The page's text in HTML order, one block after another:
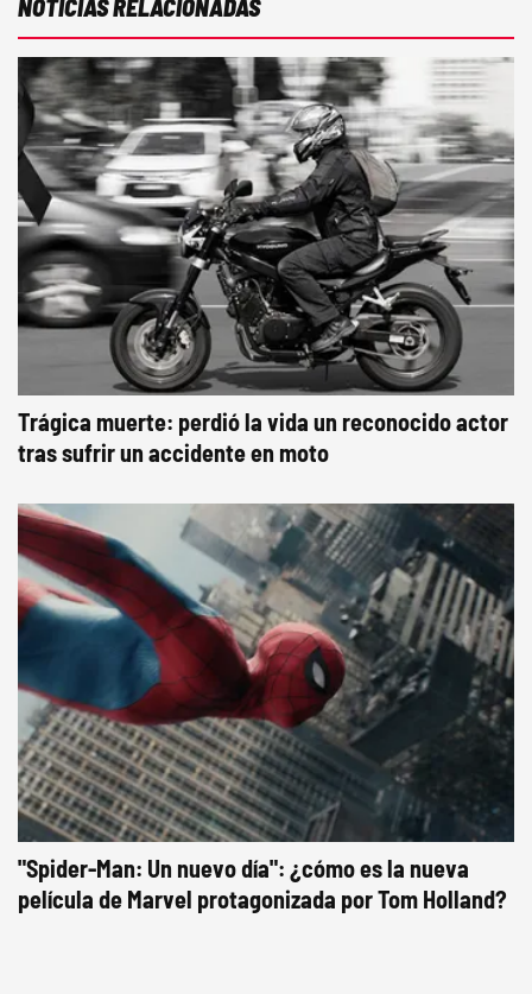
NOTICIAS RELACIONADAS
Trágica muerte: perdió la vida un reconocido actor
tras sufrir un accidente en moto
"Spider-Man: Un nuevo día": ¿cómo es la nueva
película de Marvel protagonizada por Tom Holland?